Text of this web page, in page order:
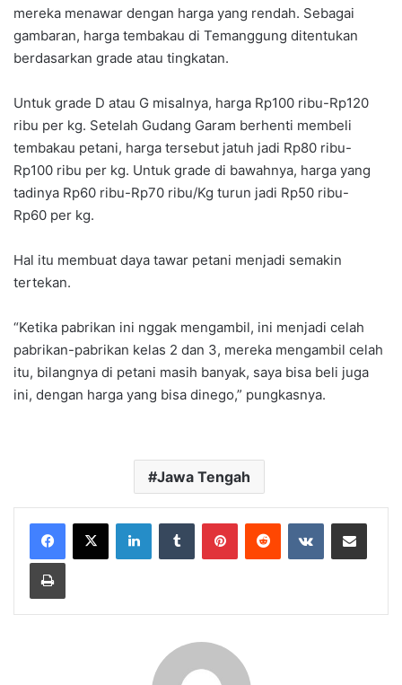
mereka menawar dengan harga yang rendah. Sebagai
gambaran, harga tembakau di Temanggung ditentukan
berdasarkan grade atau tingkatan.
Untuk grade D atau G misalnya, harga Rp100 ribu-Rp120
ribu per kg. Setelah Gudang Garam berhenti membeli
tembakau petani, harga tersebut jatuh jadi Rp80 ribu-
Rp100 ribu per kg. Untuk grade di bawahnya, harga yang
tadinya Rp60 ribu-Rp70 ribu/Kg turun jadi Rp50 ribu-
Rp60 per kg.
Hal itu membuat daya tawar petani menjadi semakin
tertekan.
“Ketika pabrikan ini nggak mengambil, ini menjadi celah
pabrikan-pabrikan kelas 2 dan 3, mereka mengambil celah
itu, bilangnya di petani masih banyak, saya bisa beli juga
ini, dengan harga yang bisa dinego,” pungkasnya.
Jawa Tengah
LinkedInTumblr PinterestReddit VKontakteShare via Email
Print